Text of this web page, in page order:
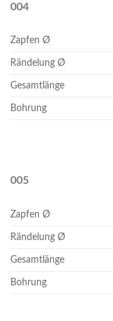
004
Zapfen Ø
Rändelung Ø
Gesamtlänge
Bohrung
005
Zapfen Ø
Rändelung Ø
Gesamtlänge
Bohrung